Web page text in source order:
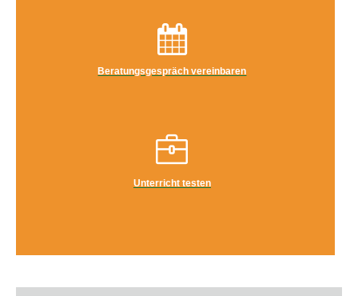
Beratungsgespräch vereinbaren
Unterricht testen